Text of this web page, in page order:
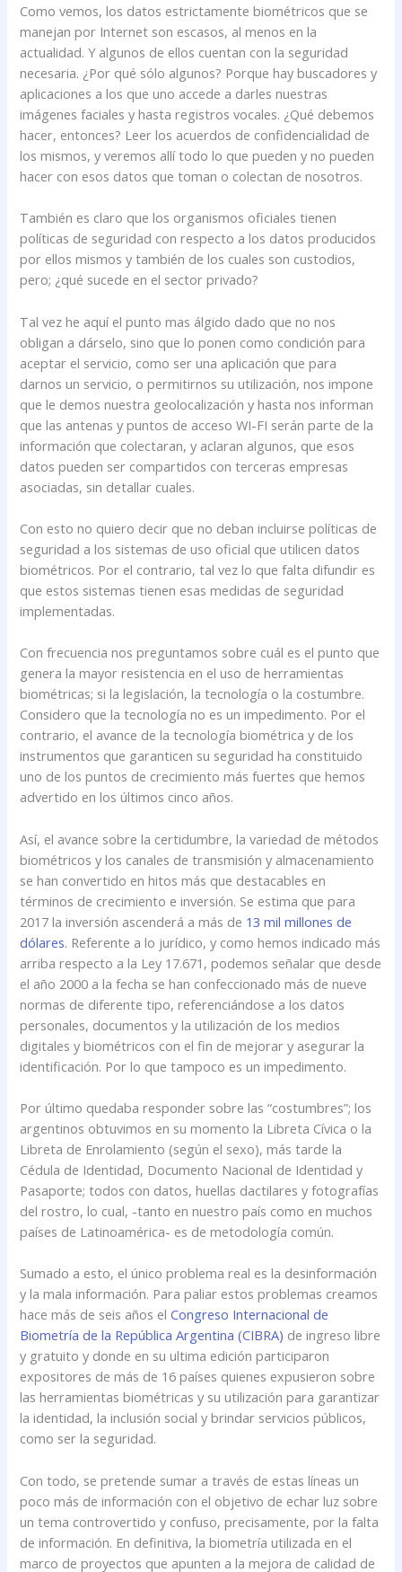
Como vemos, los datos estrictamente biométricos que se
manejan por Internet son escasos, al menos en la
actualidad. Y algunos de ellos cuentan con la seguridad
necesaria. ¿Por qué sólo algunos? Porque hay buscadores y
aplicaciones a los que uno accede a darles nuestras
imágenes faciales y hasta registros vocales. ¿Qué debemos
hacer, entonces? Leer los acuerdos de confidencialidad de
los mismos, y veremos allí todo lo que pueden y no pueden
hacer con esos datos que toman o colectan de nosotros.
También es claro que los organismos oficiales tienen
políticas de seguridad con respecto a los datos producidos
por ellos mismos y también de los cuales son custodios,
pero; ¿qué sucede en el sector privado?
Tal vez he aquí el punto mas álgido dado que no nos
obligan a dárselo, sino que lo ponen como condición para
aceptar el servicio, como ser una aplicación que para
darnos un servicio, o permitirnos su utilización, nos impone
que le demos nuestra geolocalización y hasta nos informan
que las antenas y puntos de acceso WI-FI serán parte de la
información que colectaran, y aclaran algunos, que esos
datos pueden ser compartidos con terceras empresas
asociadas, sin detallar cuales.
Con esto no quiero decir que no deban incluirse políticas de
seguridad a los sistemas de uso oficial que utilicen datos
biométricos. Por el contrario, tal vez lo que falta difundir es
que estos sistemas tienen esas medidas de seguridad
implementadas.
Con frecuencia nos preguntamos sobre cuál es el punto que
genera la mayor resistencia en el uso de herramientas
biométricas; si la legislación, la tecnología o la costumbre.
Considero que la tecnología no es un impedimento. Por el
contrario, el avance de la tecnología biométrica y de los
instrumentos que garanticen su seguridad ha constituido
uno de los puntos de crecimiento más fuertes que hemos
advertido en los últimos cinco años.
Así, el avance sobre la certidumbre, la variedad de métodos
biométricos y los canales de transmisión y almacenamiento
se han convertido en hitos más que destacables en
términos de crecimiento e inversión. Se estima que para
2017 la inversión ascenderá a más de 13 mil millones de
dólares. Referente a lo jurídico, y como hemos indicado más
arriba respecto a la Ley 17.671, podemos señalar que desde
el año 2000 a la fecha se han confeccionado más de nueve
normas de diferente tipo, referenciándose a los datos
personales, documentos y la utilización de los medios
digitales y biométricos con el fin de mejorar y asegurar la
identificación. Por lo que tampoco es un impedimento.
Por último quedaba responder sobre las “costumbres”; los
argentinos obtuvimos en su momento la Libreta Cívica o la
Libreta de Enrolamiento (según el sexo), más tarde la
Cédula de Identidad, Documento Nacional de Identidad y
Pasaporte; todos con datos, huellas dactilares y fotografías
del rostro, lo cual, -tanto en nuestro país como en muchos
países de Latinoamérica- es de metodología común.
Sumado a esto, el único problema real es la desinformación
y la mala información. Para paliar estos problemas creamos
hace más de seis años elCongreso Internacional de
Biometría de la República Argentina (CIBRA) de ingreso libre
y gratuito y donde en su ultima edición participaron
expositores de más de 16 países quienes expusieron sobre
las herramientas biométricas y su utilización para garantizar
la identidad, la inclusión social y brindar servicios públicos,
como ser la seguridad.
Con todo, se pretende sumar a través de estas líneas un
poco más de información con el objetivo de echar luz sobre
un tema controvertido y confuso, precisamente, por la falta
de información. En definitiva, la biometría utilizada en el
marco de proyectos que apunten a la mejora de calidad de